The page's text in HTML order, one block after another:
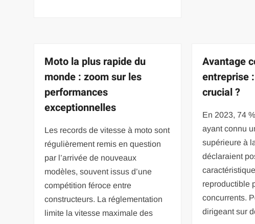
Moto la plus rapide du
monde : zoom sur les
performances
exceptionnelles
Les records de vitesse à moto sont
régulièrement remis en question
par l’arrivée de nouveaux
modèles, souvent issus d’une
compétition féroce entre
constructeurs. La réglementation
limite la vitesse maximale des
Avantage
entreprise
crucial ?
En 2023, 74
ayant connu
supérieure à
déclaraient
reproductible
concurrents.
dirigeant sur